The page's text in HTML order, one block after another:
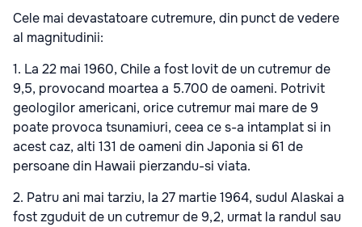
Cele mai devastatoare cutremure, din punct de vedere
al magnitudinii:
1. La 22 mai 1960, Chile a fost lovit de un cutremur de
9,5, provocand moartea a 5.700 de oameni. Potrivit
geologilor americani, orice cutremur mai mare de 9
poate provoca tsunamiuri, ceea ce s-a intamplat si in
acest caz, alti 131 de oameni din Japonia si 61 de
persoane din Hawaii pierzandu-si viata.
2. Patru ani mai tarziu, la 27 martie 1964, sudul Alaskai a
fost zguduit de un cutremur de 9,2, urmat la randul sau